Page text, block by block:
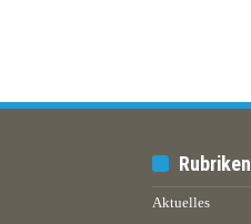
Rubriken
Aktuelles